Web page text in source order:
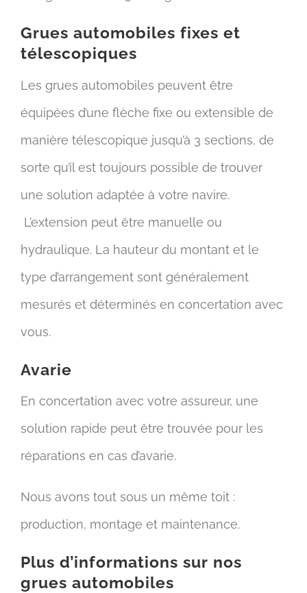
Grues automobiles fixes et
télescopiques
Les grues automobiles peuvent être
équipées d’une flèche fixe ou extensible de
manière télescopique jusqu’à 3 sections, de
sorte qu’il est toujours possible de trouver
une solution adaptée à votre navire.
L’extension peut être manuelle ou
hydraulique. La hauteur du montant et le
type d’arrangement sont généralement
mesurés et déterminés en concertation avec
vous.
Avarie
En concertation avec votre assureur, une
solution rapide peut être trouvée pour les
réparations en cas d’avarie.
Nous avons tout sous un même toit :
production, montage et maintenance.
Plus d’informations sur nos
grues automobiles